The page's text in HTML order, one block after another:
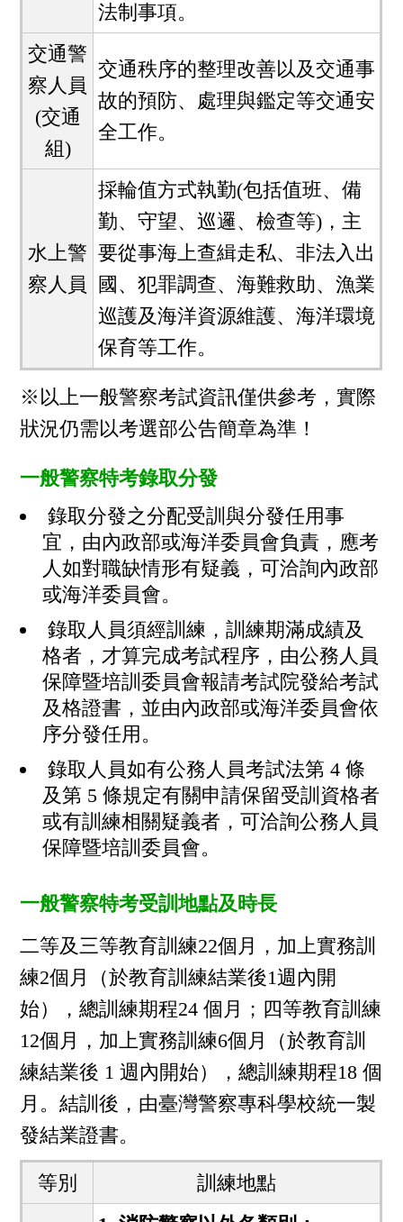
法制事項。
交通警
察人員
(交通
組)
交通秩序的整理改善以及交通事
故的預防、處理與鑑定等交通安
全工作。
水上警
察人員
採輪值方式執勤(包括值班、備
勤、守望、巡邏、檢查等)，主
要從事海上查緝走私、非法入出
國、犯罪調查、海難救助、漁業
巡護及海洋資源維護、海洋環境
保育等工作。
※以上一般警察考試資訊僅供參考，實際
狀況仍需以考選部公告簡章為準！
一般警察特考錄取分發
錄取分發之分配受訓與分發任用事
宜，由內政部或海洋委員會負責，應考
人如對職缺情形有疑義，可洽詢內政部
或海洋委員會。
錄取人員須經訓練，訓練期滿成績及
格者，才算完成考試程序，由公務人員
保障暨培訓委員會報請考試院發給考試
及格證書，並由內政部或海洋委員會依
序分發任用。
錄取人員如有公務人員考試法第 4 條
及第 5 條規定有關申請保留受訓資格者
或有訓練相關疑義者，可洽詢公務人員
保障暨培訓委員會。
一般警察特考受訓地點及時長
二等及三等教育訓練22個月，加上實務訓
練2個月（於教育訓練結業後1週內開
始），總訓練期程24 個月；四等教育訓練
12個月，加上實務訓練6個月（於教育訓
練結業後 1 週內開始），總訓練期程18 個
月。結訓後，由臺灣警察專科學校統一製
發結業證書。
等別
訓練地點